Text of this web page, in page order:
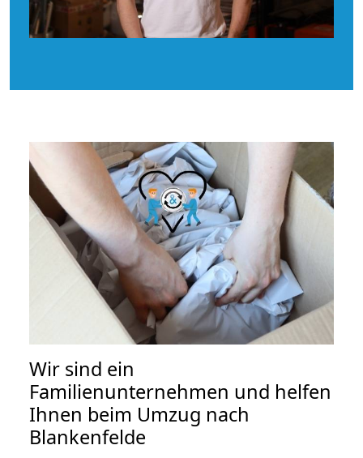
Wir sind ein
Familienunternehmen und helfen
Ihnen beim Umzug nach
Blankenfelde